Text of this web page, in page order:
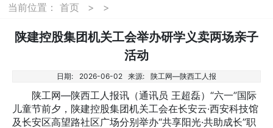
当前位置：首页 > >
陕建控股集团机关工会举办研学义卖两场亲子
活动
日期: 2026-06-02 来源: 陕工网—陕西工人报
陕工网—陕西工人报讯（通讯员 王超磊）“六一”国际
儿童节前夕，陕建控股集团机关工会在长安云·西安科技馆
及长安区高望路社区广场分别举办“共享阳光·共助成长”职